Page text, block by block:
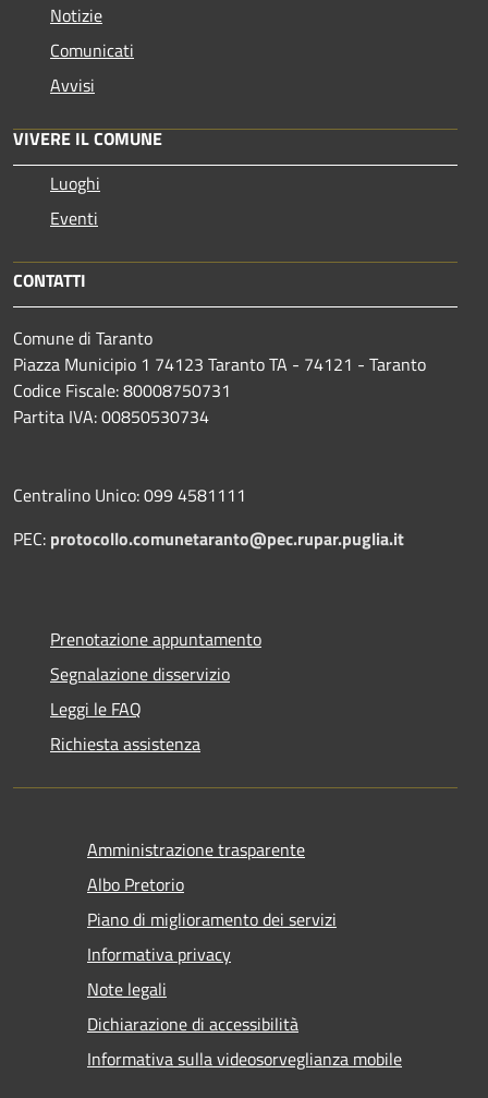
Notizie
Comunicati
Avvisi
VIVERE IL COMUNE
Luoghi
Eventi
CONTATTI
Comune di Taranto
Piazza Municipio 1 74123 Taranto TA - 74121 - Taranto
Codice Fiscale: 80008750731
Partita IVA: 00850530734
Centralino Unico: 099 4581111
PEC: protocollo.comunetaranto@pec.rupar.puglia.it
Prenotazione appuntamento
Segnalazione disservizio
Leggi le FAQ
Richiesta assistenza
Amministrazione trasparente
Albo Pretorio
Piano di miglioramento dei servizi
Informativa privacy
Note legali
Dichiarazione di accessibilità
Informativa sulla videosorveglianza mobile